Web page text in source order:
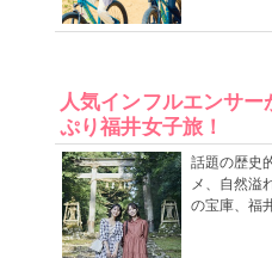
人気インフルエンサー
ぷり福井女子旅！
話題の歴史
メ、自然溢
の宝庫、福